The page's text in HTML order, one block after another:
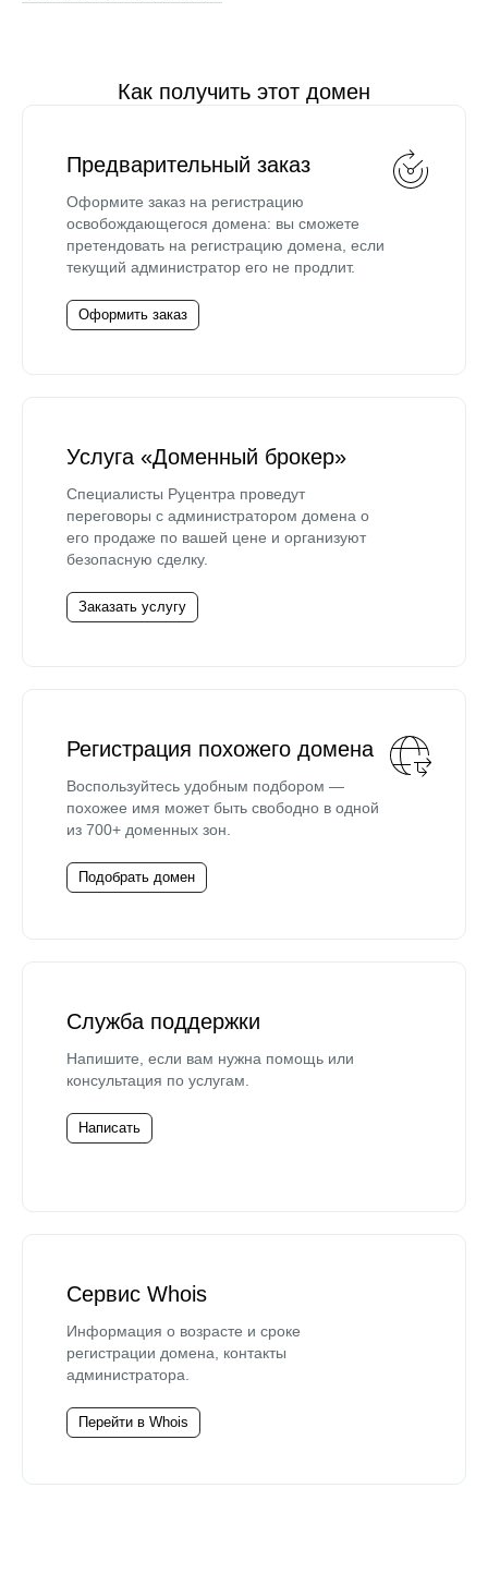
Как получить этот домен
Предварительный заказ
Оформите заказ на регистрацию
освобождающегося домена: вы сможете
претендовать на регистрацию домена, если
текущий администратор его не продлит.
Оформить заказ
Услуга «Доменный брокер»
Специалисты Руцентра проведут
переговоры с администратором домена о
его продаже по вашей цене и организуют
безопасную сделку.
Заказать услугу
Регистрация похожего домена
Воспользуйтесь удобным подбором —
похожее имя может быть свободно в одной
из 700+ доменных зон.
Подобрать домен
Служба поддержки
Напишите, если вам нужна помощь или
консультация по услугам.
Написать
Сервис Whois
Информация о возрасте и сроке
регистрации домена, контакты
администратора.
Перейти в Whois